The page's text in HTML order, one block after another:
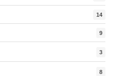
14
9
3
8